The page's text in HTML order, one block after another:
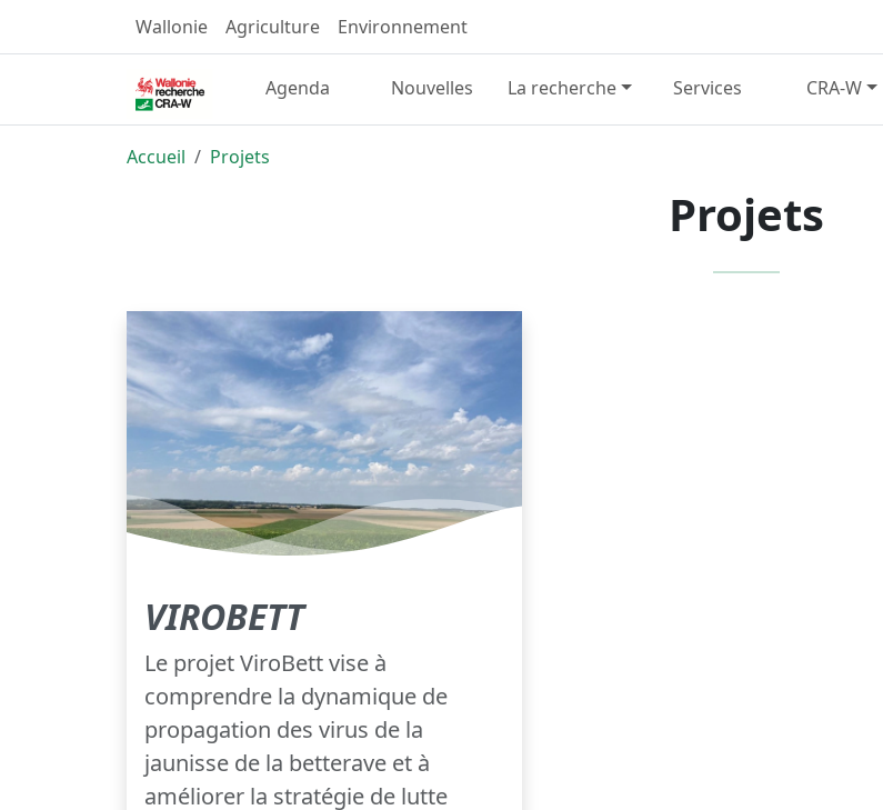
Wallonie Agriculture Environnement
Agenda Nouvelles La recherche Services CRA-W
Accueil Projets
Projets
VIROBETT
Le projet ViroBett vise à
comprendre la dynamique de
propagation des virus de la
jaunisse de la betterave et à
améliorer la stratégie de lutte